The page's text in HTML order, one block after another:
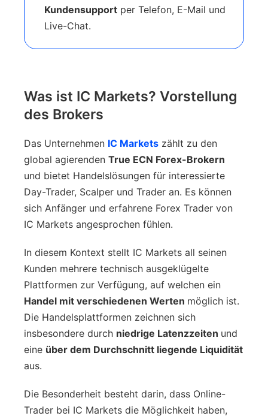
Kundensupport per Telefon, E-Mail und
Live-Chat.
Was ist IC Markets? Vorstellung
des Brokers
Das Unternehmen IC Markets zählt zu den
global agierenden True ECN Forex-Brokern
und bietet Handelslösungen für interessierte
Day-Trader, Scalper und Trader an. Es können
sich Anfänger und erfahrene Forex Trader von
IC Markets angesprochen fühlen.
In diesem Kontext stellt IC Markets all seinen
Kunden mehrere technisch ausgeklügelte
Plattformen zur Verfügung, auf welchen ein
Handel mit verschiedenen Werten möglich ist.
Die Handelsplattformen zeichnen sich
insbesondere durch niedrige Latenzzeiten und
eine über dem Durchschnitt liegende Liquidität
aus.
Die Besonderheit besteht darin, dass Online-
Trader bei IC Markets die Möglichkeit haben,